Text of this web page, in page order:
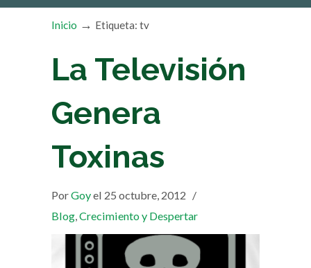
Inicio → Etiqueta: tv
La Televisión
Genera
Toxinas
PorGoyel 25 octubre, 2012 /
Blog,Crecimiento y Despertar